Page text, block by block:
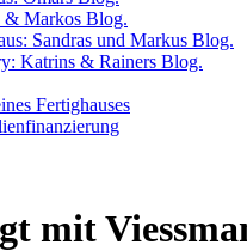
& Markos Blog.
Sandras und Markus Blog.
Katrins & Rainers Blog.
Fertighauses
mit